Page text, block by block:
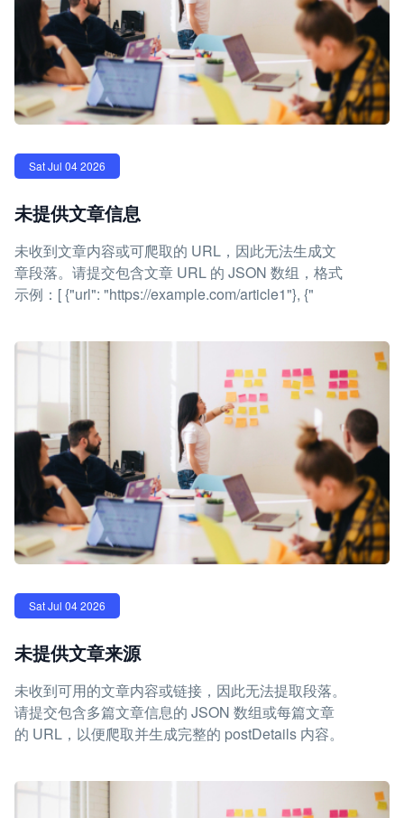
Sat Jul 04 2026
未提供文章信息
未收到文章内容或可爬取的 URL，因此无法生成文
章段落。请提交包含文章 URL 的 JSON 数组，格式
示例：[ {"url": "https://example.com/article1"}, {"
Sat Jul 04 2026
未提供文章来源
未收到可用的文章内容或链接，因此无法提取段落。
请提交包含多篇文章信息的 JSON 数组或每篇文章
的 URL，以便爬取并生成完整的 postDetails 内容。